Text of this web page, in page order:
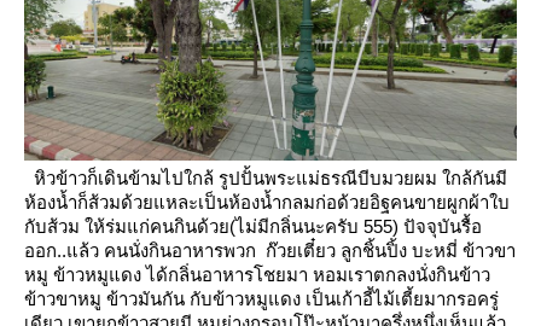
หิวข้าวก็เดินข้ามไปใกล้ รูปปั้นพระแม่ธรณีบีบมวยผม ใกล้กันมี
ห้องน้ำก็ส้วมด้วยแหละเป็นห้องน้ำกลมก่อด้วยอิฐคนขายผูกผ้าใบ
กับส้วม ห้ร่มแก่คนกินด้วย(ไม่มีกลิ่นนะครับ 555) ปัจจุบันรื้อ
ออก..แล้ว คนนั่งกินอาหารพวก ก๊วยเตี๋ยว ลูกชิ้นปิ้ง บะหมี่ ข้าวขา
หมู ข้าวหมูแดง ได้กลิ่นอาหารโชยมา หอมเราตกลงนั่งกินข้าว
ข้าวขาหมู ข้าวมันกัน กับข้าวหมูแดง เป็นเก้าอี้ไม้เตี้ยมากรอครู่